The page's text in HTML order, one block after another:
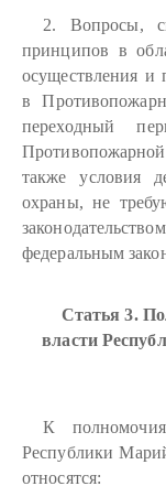
2. Вопросы,
принципов в
осуществления и
в
переходный
также условия
охраны, не
федеральным
Статья 3.
власти
К
Республики
относятся: